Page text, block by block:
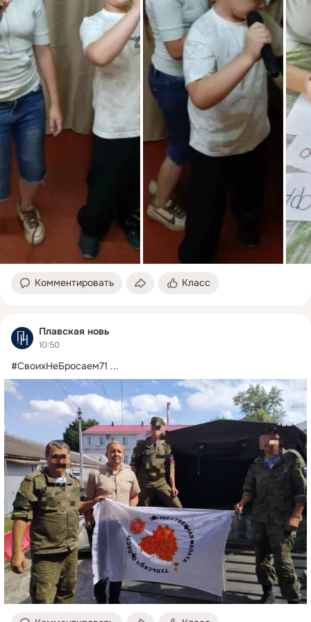
организация субботников на
прихрамовой территории.
Эти работы позволят не
только улучшить внешний
вид исторического места, но
и обеспечить безопасность
жителей и прихожан.
Реализация проекта станет
важным вкладом в
сохранение культурного
наследия Плавска. 📷: "" ❗
Если у вас плохо грузятся
канале в МАХ
для родителей — надёжный
партнёр, для коллег —
и пример
профессионализма.
такие педагоги делают
школу особенной и
ту самую атмосферу, в
которой детям хочется
учиться и расти. Коллектив и
общественность
поздравляют Елену с
заслуженной победой и
желают новых
профессиональных
Если у вас плохо грузятся
новости, видео и фото,
посты дублируются в
канале в МАХ
Комментировать Класс
Плавская новь
10:50
#СвоихНеБросаем71 ...